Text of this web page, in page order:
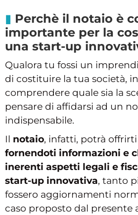
Perchè il notaio è
importante per la
una start-up
Qualora tu fossi un
di costituire la tua società,
comprendere quale sia la
pensare di affidarsi ad un
indispensabile.
Il notaio, infatti, potrà
fornendoti informazioni e
inerenti aspetti legali e
start-up innovativa, tanto
fossero aggiornamenti
caso proposto dal presente